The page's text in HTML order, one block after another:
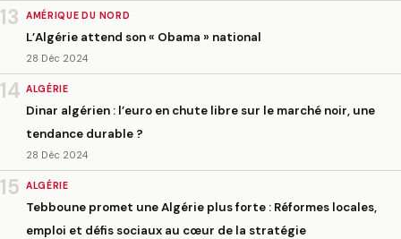
13 AMÉRIQUE DU NORD
L’Algérie attend son « Obama » national
28 Déc 2024
14 ALGÉRIE
Dinar algérien : l’euro en chute libre sur le marché noir, une
tendance durable ?
28 Déc 2024
15 ALGÉRIE
Tebboune promet une Algérie plus forte : Réformes locales,
emploi et défis sociaux au cœur de la stratégie